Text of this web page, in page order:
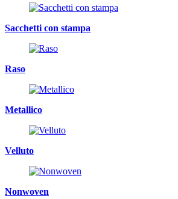
Sacchetti con stampa
Raso
Metallico
Velluto
Nonwoven